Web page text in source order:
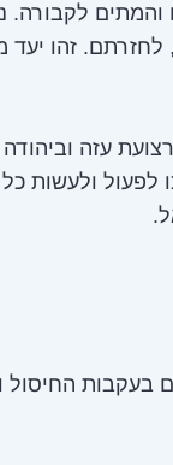
לקבורה.
זהו יעד
עזה
לפעול ולעשות
בעקבות החיסול